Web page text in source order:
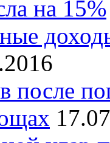
на 15%
после